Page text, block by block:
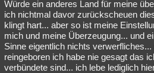
Würde ein anderes Land für meine
ich nichtmal davor zurückscheuen
klingt hart... aber so ist meine
mich und meine Überzeugung... und
Sinne eigentlich nichts
reingeboren ich habe nie gesagt das
verbündete sind... ich lebe lediglich